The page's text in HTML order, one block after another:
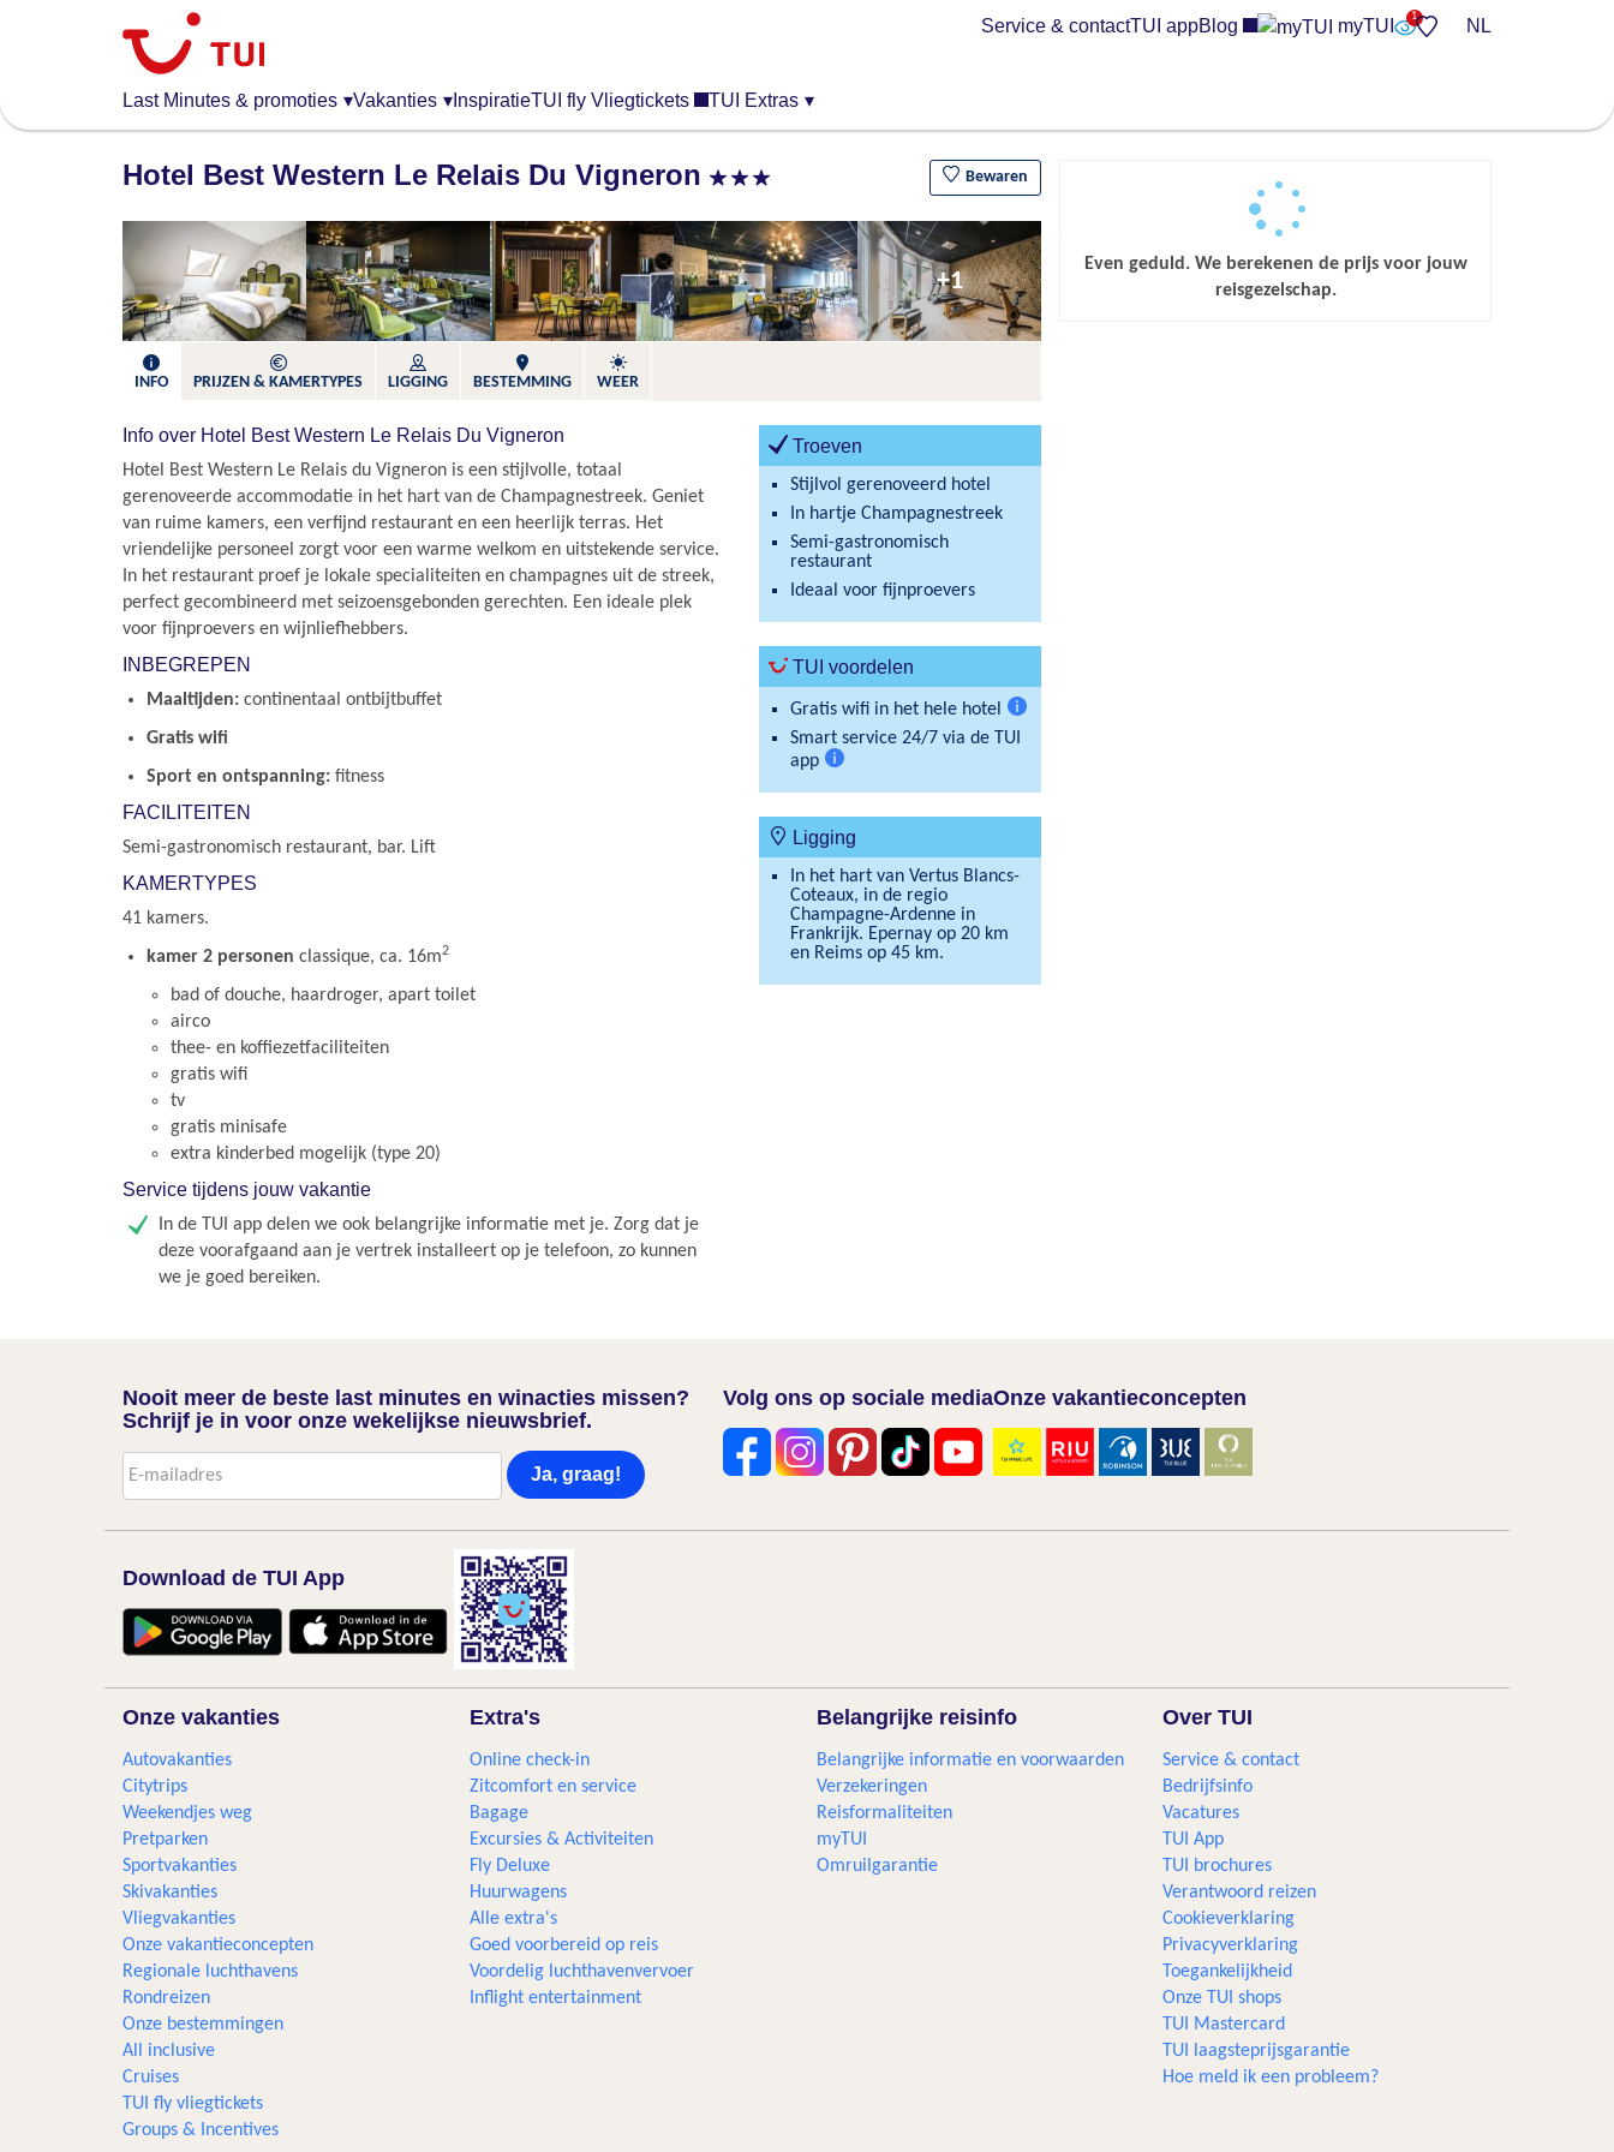
algemene
Last Minutes & promoties ▾Vakanties ▾ InspiratieTUI fly Vliegtickets TUI Extras ▾
Service & contactTUI appBlog myTUI NL
Hotel Best Western Le Relais Du Vigneron Bewaren
+1
INFO PRIJZEN & KAMERTYPES LIGGING BESTEMMING WEER
Info over Hotel Best Western Le Relais Du Vigneron
Hotel Best Western Le Relais du Vigneron is een stijlvolle, totaal
gerenoveerde accommodatie in het hart van de Champagnestreek. Geniet
van ruime kamers, een verfijnd restaurant en een heerlijk terras. Het
vriendelijke personeel zorgt voor een warme welkom en uitstekende service.
In het restaurant proef je lokale specialiteiten en champagnes uit de streek,
perfect gecombineerd met seizoensgebonden gerechten. Een ideale plek
voor fijnproevers en wijnliefhebbers.
INBEGREPEN
Maaltijden: continentaal ontbijtbuffet
Gratis wifi
Sport en ontspanning: fitness
FACILITEITEN
Semi-gastronomisch restaurant, bar. Lift
KAMERTYPES
41 kamers.
kamer 2 personen classique, ca. 16m2
bad of douche, haardroger, apart toilet
airco
thee- en koffiezetfaciliteiten
gratis wifi
tv
gratis minisafe
extra kinderbed mogelijk (type 20)
Service tijdens jouw vakantie
In de TUI app delen we ook belangrijke informatie met je. Zorg dat je
deze voorafgaand aan je vertrek installeert op je telefoon, zo kunnen
we je goed bereiken.
Troeven
Stijlvol gerenoveerd hotel
In hartje Champagnestreek
Semi-gastronomisch
restaurant
Ideaal voor fijnproevers
TUI voordelen
Gratis wifi in het hele hotel
Meer
Smart service 24/7 via de TUI
app
Ligging
In het hart van Vertus Blancs-
Coteaux, in de regio
Champagne-Ardenne in
Frankrijk. Epernay op 20 km
en Reims op 45 km.
Even geduld. We berekenen de prijs voor jouw
reisgezelschap.
Nooit meer de beste last minutes en winacties missen?
Schrijf je in voor onze wekelijkse nieuwsbrief.
Ja, graag!
Volg ons op sociale mediaOnze vakantieconcepten
Download de TUI App
Onze vakanties
Autovakanties
Citytrips
Weekendjes weg
Pretparken
Sportvakanties
Skivakanties
Vliegvakanties
Onze vakantieconcepten
Regionale luchthavens
Rondreizen
Onze bestemmingen
All inclusive
Cruises
TUI fly vliegtickets
Groups & Incentives
Extra's
Online check-in
Zitcomfort en service
Bagage
Excursies & Activiteiten
Fly Deluxe
Huurwagens
Alle extra's
Goed voorbereid op reis
Voordelig luchthavenvervoer
Inflight entertainment
Belangrijke reisinfo
Belangrijke informatie en voorwaarden
Verzekeringen
Reisformaliteiten
myTUI
Omruilgarantie
Over TUI
Service & contact
Bedrijfsinfo
Vacatures
TUI App
TUI brochures
Verantwoord reizen
Cookieverklaring
Privacyverklaring
Toegankelijkheid
Onze TUI shops
TUI Mastercard
TUI laagsteprijsgarantie
Hoe meld ik een probleem?